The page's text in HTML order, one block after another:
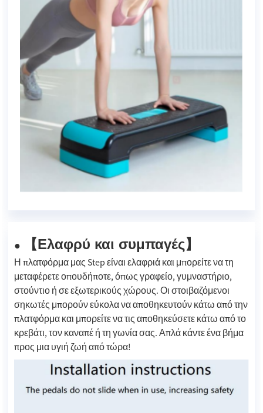
● 【Ελαφρύ και συμπαγές】
Η πλατφόρμα μας Step είναι ελαφριά και μπορείτε να τη
μεταφέρετε οπουδήποτε, όπως γραφείο, γυμναστήριο,
στούντιο ή σε εξωτερικούς χώρους. Οι στοιβαζόμενοι
σηκωτές μπορούν εύκολα να αποθηκευτούν κάτω από την
πλατφόρμα και μπορείτε να τις αποθηκεύσετε κάτω από το
κρεβάτι, τον καναπέ ή τη γωνία σας. Απλά κάντε ένα βήμα
προς μια υγιή ζωή από τώρα!